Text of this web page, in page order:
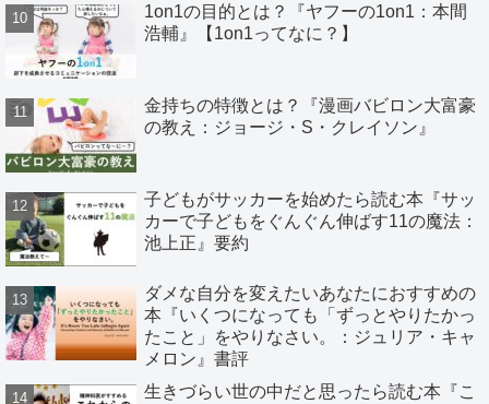
1on1の目的とは？『ヤフーの1on1：本間
浩輔』【1on1ってなに？】
金持ちの特徴とは？『漫画バビロン大富豪
の教え：ジョージ・S・クレイソン』
子どもがサッカーを始めたら読む本『サッ
カーで子どもをぐんぐん伸ばす11の魔法：
池上正』要約
ダメな自分を変えたいあなたにおすすめの
本『いくつになっても「ずっとやりたかっ
たこと」をやりなさい。：ジュリア・キャ
メロン』書評
生きづらい世の中だと思ったら読む本『こ